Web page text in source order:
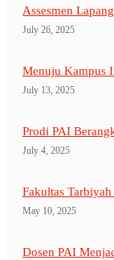
Assesmen
July 26, 2025
Menuju Kampus
July 13, 2025
Prodi PAI
July 4, 2025
Fakultas
May 10, 2025
Dosen PAI